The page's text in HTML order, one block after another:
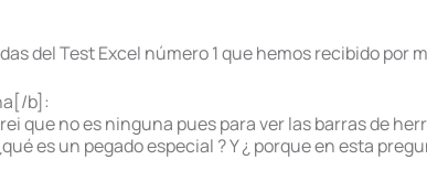
del Test Excel número 1 que hemos recibido
b]:
que no es ninguna pues para ver las barras de
es un pegado especial ? Y ¿ porque en esta